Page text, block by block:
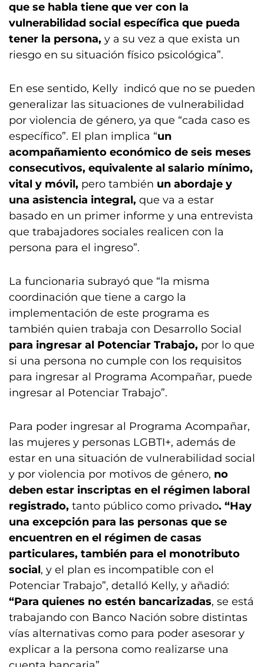
que se habla tiene que ver con la
vulnerabilidad social específica que pueda
tener la persona, y a su vez a que exista un
riesgo en su situación físico psicológica”.
En ese sentido, Kelly indicó que no se pueden
generalizar las situaciones de vulnerabilidad
por violencia de género, ya que “cada caso es
específico”. El plan implica “un
acompañamiento económico de seis meses
consecutivos, equivalente al salario mínimo,
vital y móvil, pero también un abordaje y
una asistencia integral, que va a estar
basado en un primer informe y una entrevista
que trabajadores sociales realicen con la
persona para el ingreso”.
La funcionaria subrayó que “la misma
coordinación que tiene a cargo la
implementación de este programa es
también quien trabaja con Desarrollo Social
para ingresar al Potenciar Trabajo, por lo que
si una persona no cumple con los requisitos
para ingresar al Programa Acompañar, puede
ingresar al Potenciar Trabajo”.
Para poder ingresar al Programa Acompañar,
las mujeres y personas LGBTI+, además de
estar en una situación de vulnerabilidad social
y por violencia por motivos de género, no
deben estar inscriptas en el régimen laboral
registrado, tanto público como privado. “Hay
una excepción para las personas que se
encuentren en el régimen de casas
particulares, también para el monotributo
social, y el plan es incompatible con el
Potenciar Trabajo”, detalló Kelly, y añadió:
“Para quienes no estén bancarizadas, se está
trabajando con Banco Nación sobre distintas
vías alternativas como para poder asesorar y
explicar a la persona como realizarse una